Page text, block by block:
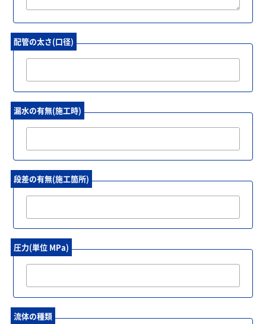
配管の太さ(口径)
漏水の有無(施工時)
段差の有無(施工箇所)
圧力(単位 MPa)
流体の種類